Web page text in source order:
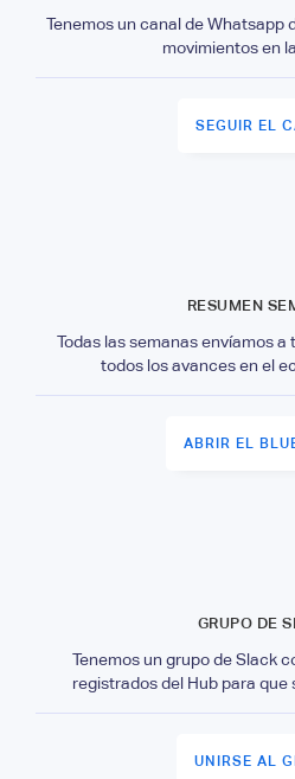
Tenemos un canal de Whatsapp
movimientos en
SEGUIR EL
RESUMEN
Todas las semanas envíamos
todos los avances en el
ABRIR EL
GRUPO DE
Tenemos un grupo de Slack
registrados del Hub para que
UNIRSE AL